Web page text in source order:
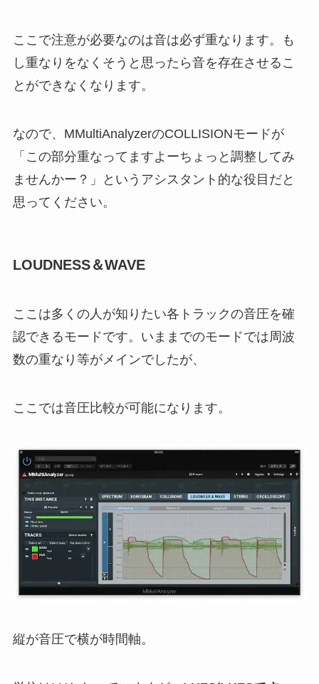
ここで注意が必要なのは音は必ず重なります。も
し重なりをなくそうと思ったら音を存在させるこ
とができなくなります。
なので、MMultiAnalyzerのCOLLISIONモードが
「この部分重なってますよーちょっと調整してみ
ませんかー？」というアシスタント的な役目だと
思ってください。
LOUDNESS＆WAVE
ここは多くの人が知りたい各トラックの音圧を確
認できるモードです。いままでのモードでは周波
数の重なり等がメインでしたが、
ここでは音圧比較が可能になります。
縦が音圧で横が時間軸。